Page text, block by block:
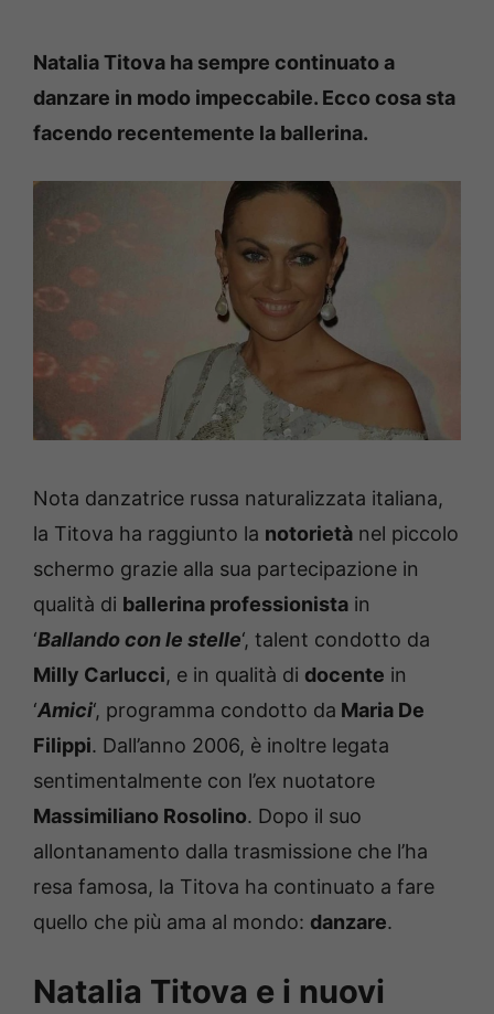
Natalia Titova ha sempre continuato a
danzare in modo impeccabile. Ecco cosa sta
facendo recentemente la ballerina.
Nota danzatrice russa naturalizzata italiana,
la Titova ha raggiunto la notorietà nel piccolo
schermo grazie alla sua partecipazione in
qualità di ballerina professionista in
‘Ballando con le stelle‘, talent condotto da
Milly Carlucci, e in qualità di docente in
‘Amici‘, programma condotto da Maria De
Filippi. Dall’anno 2006, è inoltre legata
sentimentalmente con l’ex nuotatore
Massimiliano Rosolino. Dopo il suo
allontanamento dalla trasmissione che l’ha
resa famosa, la Titova ha continuato a fare
quello che più ama al mondo: danzare.
Natalia Titova e i nuovi